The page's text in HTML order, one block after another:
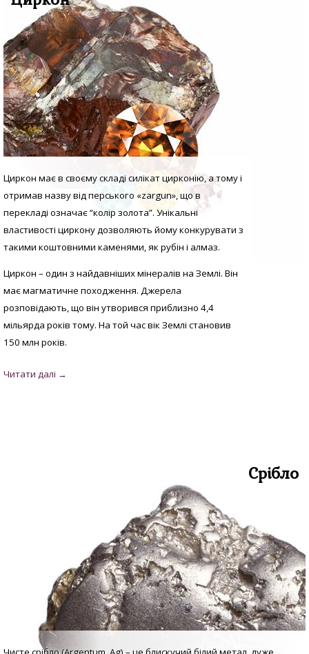
Циркон має в своєму складі силікат цирконію, а тому і
отримав назву від перського «zargun», що в
перекладі означає “колір золота”. Унікальні
властивості циркону дозволяють йому конкурувати з
такими коштовними каменями, як рубін і алмаз.
Циркон – один з найдавніших мінералів на Землі. Він
має магматичне походження. Джерела
розповідають, що він утворився приблизно 4,4
мільярда років тому. На той час вік Землі становив
150 млн років.
Срібло